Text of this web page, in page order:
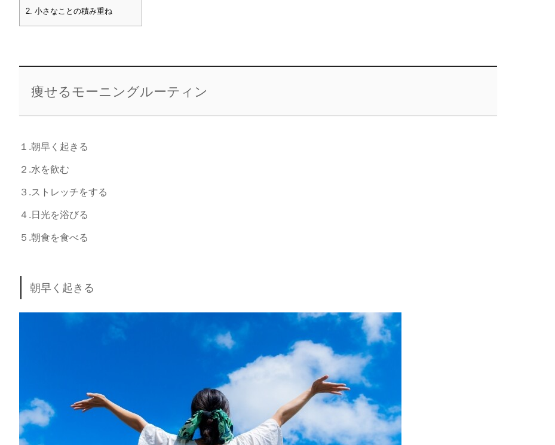
2. 小さなことの積み重ね
痩せるモーニングルーティン
１.朝早く起きる
２.水を飲む
３.ストレッチをする
４.日光を浴びる
５.朝食を食べる
朝早く起きる